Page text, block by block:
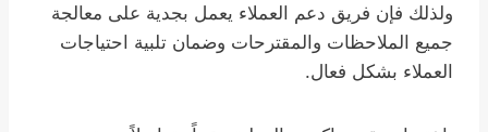
ولذلك فإن فريق دعم العملاء يعمل بجدية على معالجة
جميع الملاحظات والمقترحات وضمان تلبية احتياجات
العملاء بشكل فعال.